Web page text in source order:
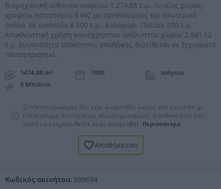
Βιομηχανική αίθουσα ισογείου 1.274,88 τ.μ., ενιαίος χώρος,
γραφείο, εστιατόριο, 8 WC με προθάλαμους και εσωτερική
σκάλα, σε οικόπεδο 8.500 τ.μ., Καλοχώρι. Πατάρι 200 τ.μ.
Αποκλειστική χρήση κοινόχρηστου ακάλυπτου χώρου 2.941,12
τ.μ. Δυνατότητα απόκτησης αποθήκης, διατίθεται σε ξεχωριστό
πλειστηριασμό.
1474.88 m² 1988
Ισόγειο
8 Μπάνια
Ο πλειστηριασμός δεν έχει αναρτηθεί ακόμα στο eauction.gr
(πλατφόρμα διενέργειας πλειστηριασμών). Αποθηκεύστε τον
ώστε να ενημερωθείτε όταν αναρτηθεί. Περισσότερα
Αποθήκευση
Κωδικός ακινήτου: 699694